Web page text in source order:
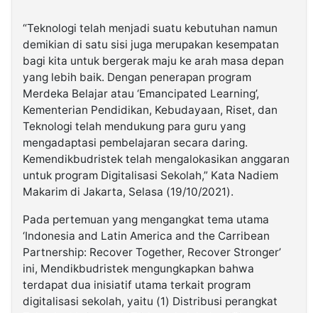
“Teknologi telah menjadi suatu kebutuhan namun
demikian di satu sisi juga merupakan kesempatan
bagi kita untuk bergerak maju ke arah masa depan
yang lebih baik. Dengan penerapan program
Merdeka Belajar atau ‘Emancipated Learning’,
Kementerian Pendidikan, Kebudayaan, Riset, dan
Teknologi telah mendukung para guru yang
mengadaptasi pembelajaran secara daring.
Kemendikbudristek telah mengalokasikan anggaran
untuk program Digitalisasi Sekolah,” Kata Nadiem
Makarim di Jakarta, Selasa (19/10/2021).
Pada pertemuan yang mengangkat tema utama
‘Indonesia and Latin America and the Carribean
Partnership: Recover Together, Recover Stronger’
ini, Mendikbudristek mengungkapkan bahwa
terdapat dua inisiatif utama terkait program
digitalisasi sekolah, yaitu (1) Distribusi perangkat